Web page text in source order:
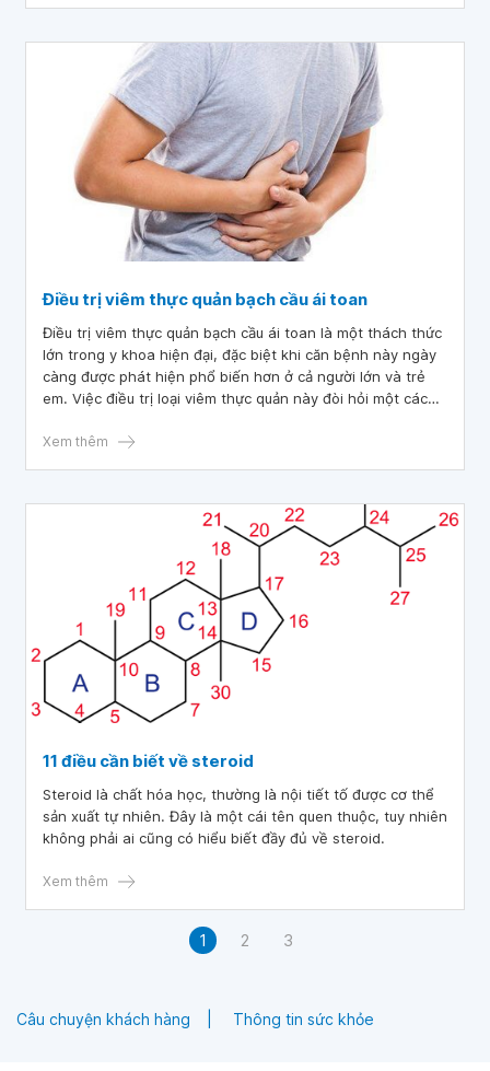
Điều trị viêm thực quản bạch cầu ái toan
Điều trị viêm thực quản bạch cầu ái toan là một thách thức
lớn trong y khoa hiện đại, đặc biệt khi căn bệnh này ngày
càng được phát hiện phổ biến hơn ở cả người lớn và trẻ
em. Việc điều trị loại viêm thực quản này đòi hỏi một cách
thuốc và đôi khi can thiệp phẫu thuật, nhằm kiểm soát
Xem thêm
11 điều cần biết về steroid
Steroid là chất hóa học, thường là nội tiết tố được cơ thể
sản xuất tự nhiên. Đây là một cái tên quen thuộc, tuy nhiên
không phải ai cũng có hiểu biết đầy đủ về steroid.
Xem thêm
1 2 3
Câu chuyện khách hàng Thông tin sức khỏe